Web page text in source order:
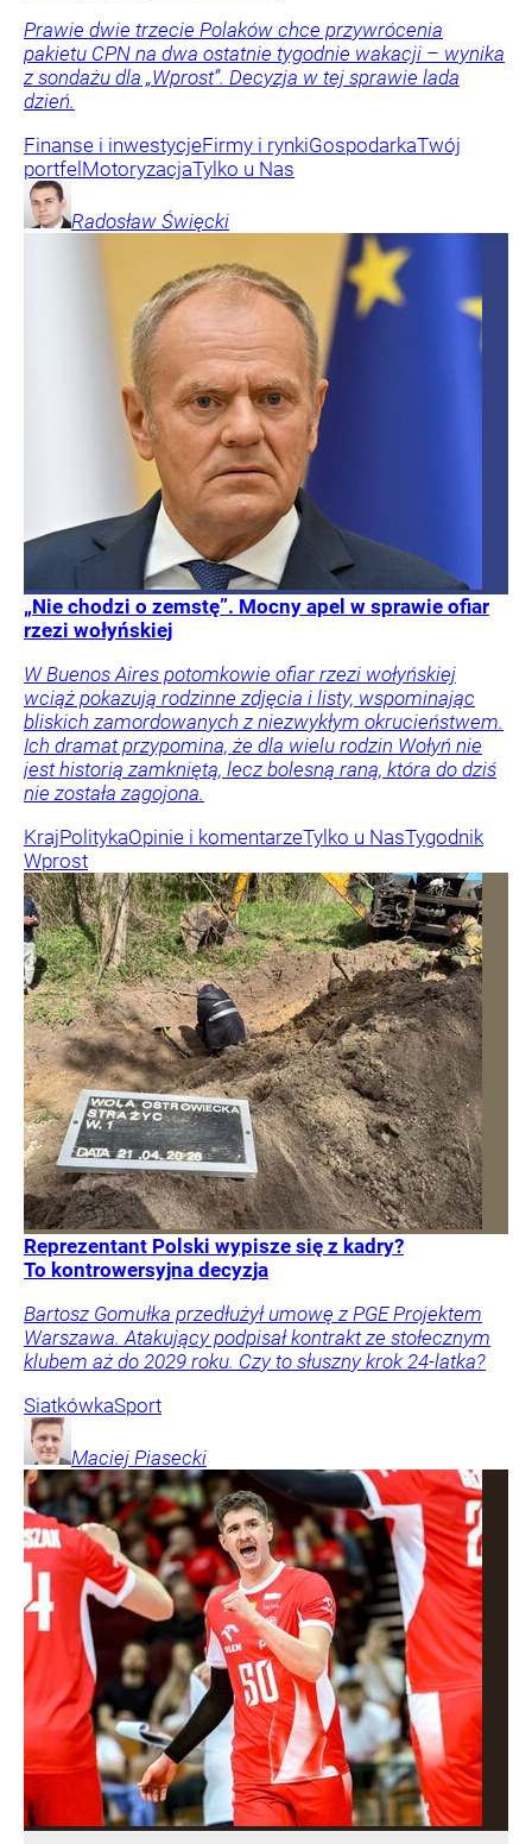
Prawie dwie trzecie Polaków chce przywrócenia
pakietu CPN na dwa ostatnie tygodnie wakacji – wynika
z sondażu dla „Wprost”. Decyzja w tej sprawie lada
dzień.
Finanse i inwestycjeFirmy i rynkiGospodarkaTwój
portfel MotoryzacjaTylko u Nas
Radosław Święcki
„Nie chodzi o zemstę”. Mocny apel w sprawie ofiar
rzezi wołyńskiej
W Buenos Aires potomkowie ofiar rzezi wołyńskiej
wciąż pokazują rodzinne zdjęcia i listy, wspominając
bliskich zamordowanych z niezwykłym okrucieństwem.
Ich dramat przypomina, że dla wielu rodzin Wołyń nie
jest historią zamkniętą, lecz bolesną raną, która do dziś
nie została zagojona.
KrajPolitykaOpinie i komentarzeTylko u NasTygodnik
Wprost
Reprezentant Polski wypisze się z kadry?
To kontrowersyjna decyzja
Bartosz Gomułka przedłużył umowę z PGE Projektem
Warszawa. Atakujący podpisał kontrakt ze stołecznym
klubem aż do 2029 roku. Czy to słuszny krok 24-latka?
SiatkówkaSport
Maciej Piasecki